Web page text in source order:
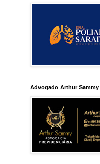
Advogado Arthur Sammy